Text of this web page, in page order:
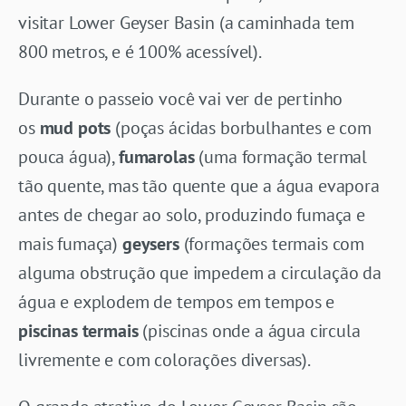
visitar Lower Geyser Basin (a caminhada tem
800 metros, e é 100% acessível).
Durante o passeio você vai ver de pertinho
os mud pots (poças ácidas borbulhantes e com
pouca água),fumarolas(uma formação termal
tão quente, mas tão quente que a água evapora
antes de chegar ao solo, produzindo fumaça e
mais fumaça) geysers(formações termais com
alguma obstrução que impedem a circulação da
água e explodem de tempos em tempos e
piscinas termais(piscinas onde a água circula
livremente e com colorações diversas).